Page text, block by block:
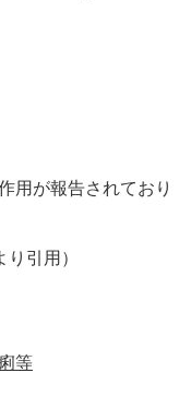
用が報告されており
引用）
等